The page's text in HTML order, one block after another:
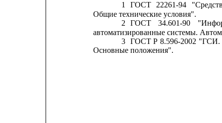
1 ГОСТ 22261-94
Общие технические условия".
2
ГОСТ 34.601-90
автоматизированные системы.
3
ГОСТ Р 8.596-2002 "ГСИ.
Основные положения".